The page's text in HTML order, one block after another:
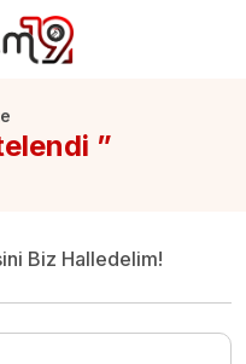
”
Biz Halledelim!